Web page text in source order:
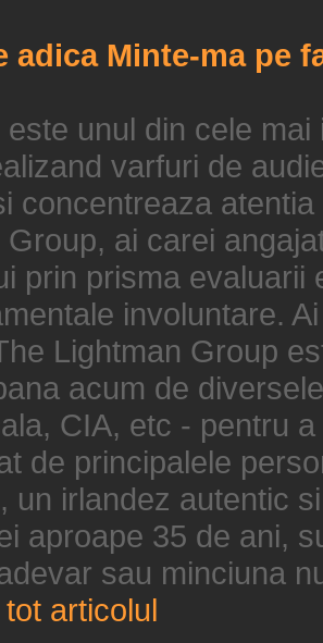
adica Minte-ma pe
este unul din cele
varfuri de
concentreaza
Group, ai carei
prin prisma evaluarii
involuntare.
Lightman Group
acum de
CIA, etc - pentru
de principalele
un irlandez autentic
aproape 35 de ani,
sau minciuna
articolul